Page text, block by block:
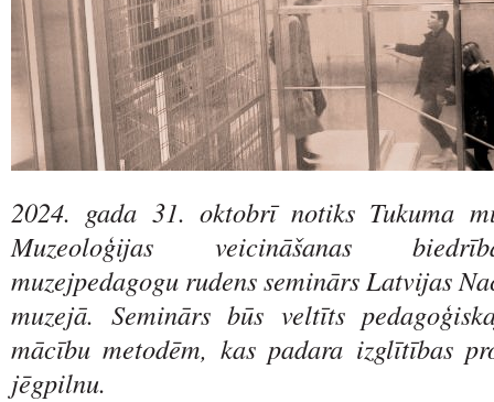
2024. gada 31. oktobrī notiks Tukuma
Muzeoloģijas veicināšanas
muzejpedagogu rudens seminārs Latvijas
muzejā. Seminārs būs veltīts
mācību metodēm, kas padara izglītības
jēgpilnu.